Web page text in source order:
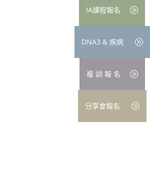
IA課程報名
DNA3 & 疾病
複 訓 報 名
分享會報名